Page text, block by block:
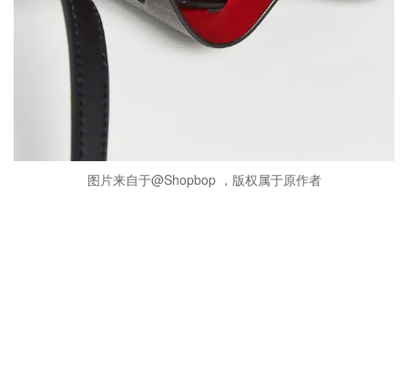
图片来自于@Shopbop ，版权属于原作者